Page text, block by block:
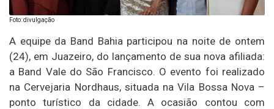
Foto: divulgação
A equipe da Band Bahia participou na noite de ontem
(24), em Juazeiro, do lançamento de sua nova afiliada:
a Band Vale do São Francisco. O evento foi realizado
na Cervejaria Nordhaus, situada na Vila Bossa Nova –
ponto turístico da cidade. A ocasião contou com